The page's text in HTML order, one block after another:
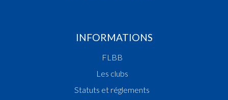
INFORMATIONS
FLBB
Les clubs
Statuts et réglements